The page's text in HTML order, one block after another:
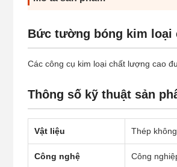
Bức tường bóng kim loại
Các công cụ kim loại chất lượng cao
Thông số kỹ thuật sản
Vật liệu Thép
Công nghệ Công